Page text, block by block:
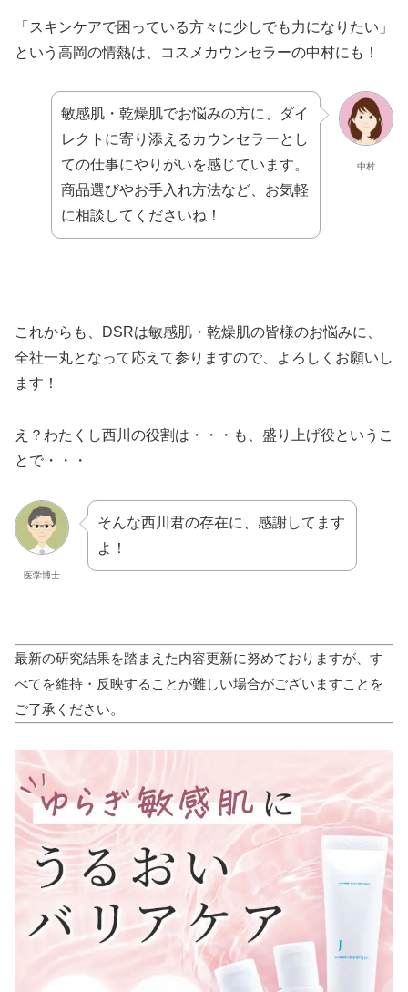
「スキンケアで困っている方々に少しでも力になりたい」
という高岡の情熱は、コスメカウンセラーの中村にも！
中村
敏感肌・乾燥肌でお悩みの方に、ダイ
レクトに寄り添えるカウンセラーとし
ての仕事にやりがいを感じています。
商品選びやお手入れ方法など、お気軽
に相談してくださいね！
これからも、DSRは敏感肌・乾燥肌の皆様のお悩みに、
全社一丸となって応えて参りますので、よろしくお願いし
ます！
え？わたくし西川の役割は・・・も、盛り上げ役というこ
とで・・・
医学博士
そんな西川君の存在に、感謝してます
よ！
最新の研究結果を踏まえた内容更新に努めておりますが、す
べてを維持・反映することが難しい場合がございますことを
ご了承ください。